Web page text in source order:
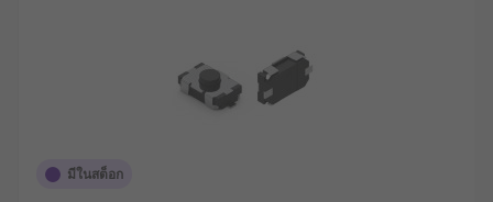
ที่ต้องการความทนทานและปลอดภัยสูง เช่น
เครื่องมือทางการแพทย์, อุปกรณ์ในอุตสาหกรรม
2. แบ่งตามการใช้งาน
มีในสต็อก